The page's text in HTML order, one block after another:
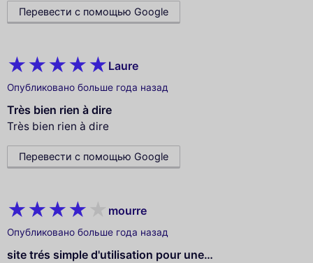
Перевести с помощью Google
Laure
Опубликовано больше года назад
Très bien rien à dire
Très bien rien à dire
Перевести с помощью Google
mourre
Опубликовано больше года назад
site trés simple d'utilisation pour une…